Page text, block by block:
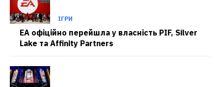
ІГРИ
EA офіційно перейшла у власність PIF, Silver
Lake та Affinity Partners